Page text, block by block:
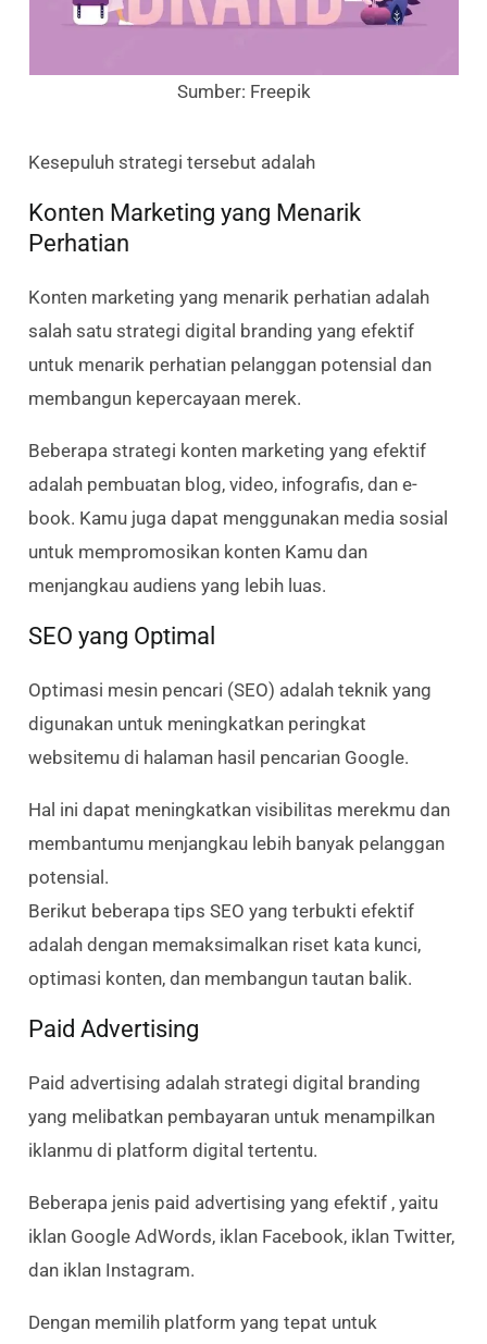
Sumber: Freepik
Kesepuluh strategi tersebut adalah
Konten Marketing yang Menarik
Perhatian
Konten marketing yang menarik perhatian adalah
salah satu strategi digital branding yang efektif
untuk menarik perhatian pelanggan potensial dan
membangun kepercayaan merek.
Beberapa strategi konten marketing yang efektif
adalah pembuatan blog, video, infografis, dan e-
book. Kamu juga dapat menggunakan media sosial
untuk mempromosikan konten Kamu dan
menjangkau audiens yang lebih luas.
SEO yang Optimal
Optimasi mesin pencari (SEO) adalah teknik yang
digunakan untuk meningkatkan peringkat
websitemu di halaman hasil pencarian Google.
Hal ini dapat meningkatkan visibilitas merekmu dan
membantumu menjangkau lebih banyak pelanggan
potensial.
Berikut beberapa tips SEO yang terbukti efektif
adalah dengan memaksimalkan riset kata kunci,
optimasi konten, dan membangun tautan balik.
Paid Advertising
Paid advertising adalah strategi digital branding
yang melibatkan pembayaran untuk menampilkan
iklanmu di platform digital tertentu.
Beberapa jenis paid advertising yang efektif , yaitu
iklan Google AdWords, iklan Facebook, iklan Twitter,
dan iklan Instagram.
Dengan memilih platform yang tepat untuk